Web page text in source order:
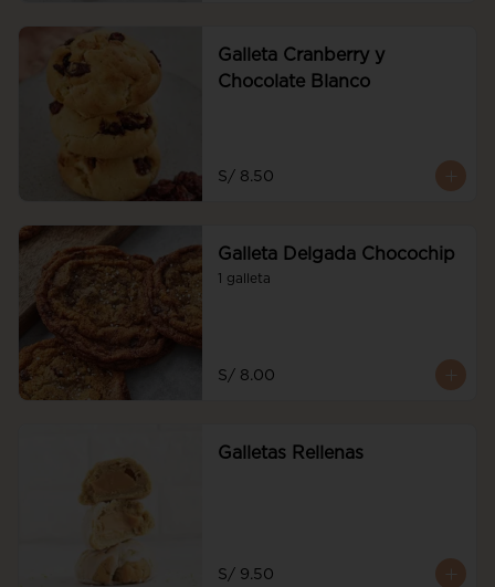
Galleta Cranberry y
Chocolate Blanco
S/ 8.50
Galleta Delgada Chocochip
1 galleta
S/ 8.00
Galletas Rellenas
S/ 9.50